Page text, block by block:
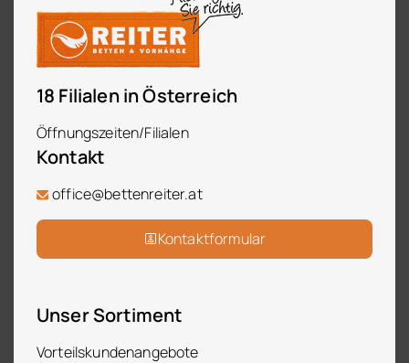
18 Filialen in Österreich
Öffnungszeiten/Filialen
Kontakt
office@bettenreiter.at
Kontaktformular
Unser Sortiment
Vorteilskundenangebote